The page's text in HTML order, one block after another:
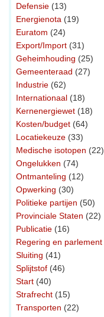
Defensie (13)
Energienota (19)
Euratom (24)
Export/Import (31)
Geheimhouding (25)
Gemeenteraad (27)
Industrie (62)
Internationaal (18)
Kernenergiewet (18)
Kosten/budget (64)
Locatiekeuze (33)
Medische isotopen (22)
Ongelukken (74)
Ontmanteling (12)
Opwerking (30)
Politieke partijen (50)
Provinciale Staten (22)
Publicatie (16)
Regering en parlement
Sluiting (41)
Splijtstof (46)
Start (40)
Strafrecht (15)
Transporten (22)